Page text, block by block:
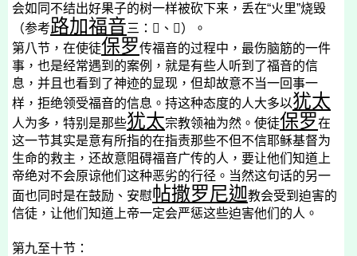
会如同不结出好果子的树一样被砍下来，丢在“火里”烧毁
（参考路加福音三：  、 ）。
第八节，在使徒保罗传福音的过程中，最伤脑筋的一件
事，也是经常遇到的案例，就是有些人听到了福音的信
息，并且也看到了神迹的显现，但却故意不当一回事一
样，拒绝领受福音的信息。持这种态度的人大多以犹太
人为多，特别是那些犹太宗教领袖为然。使徒保罗在
这一节其实是意有所指的在指责那些不但不信耶稣基督为
生命的救主，还故意阻碍福音广传的人，要让他们知道上
帝绝对不会原谅他们这种恶劣的行径。当然这句话的另一
面也同时是在鼓励、安慰帖撒罗尼迦教会受到迫害的
信徒，让他们知道上帝一定会严惩这些迫害他们的人。
第九至十节：